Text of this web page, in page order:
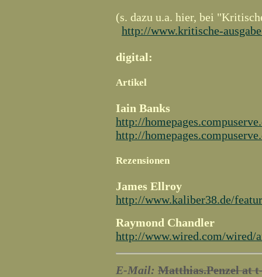
(s. dazu u.a. hier, bei
http://www.kritische-
digital:
Artikel
Iain Banks
http://
http://
Rezensionen
James Ellroy
http://www.kaliber38.de/
Raymond Chandler
http://www.wired.com/wired/
E-Mail: Matthias.Penzel at